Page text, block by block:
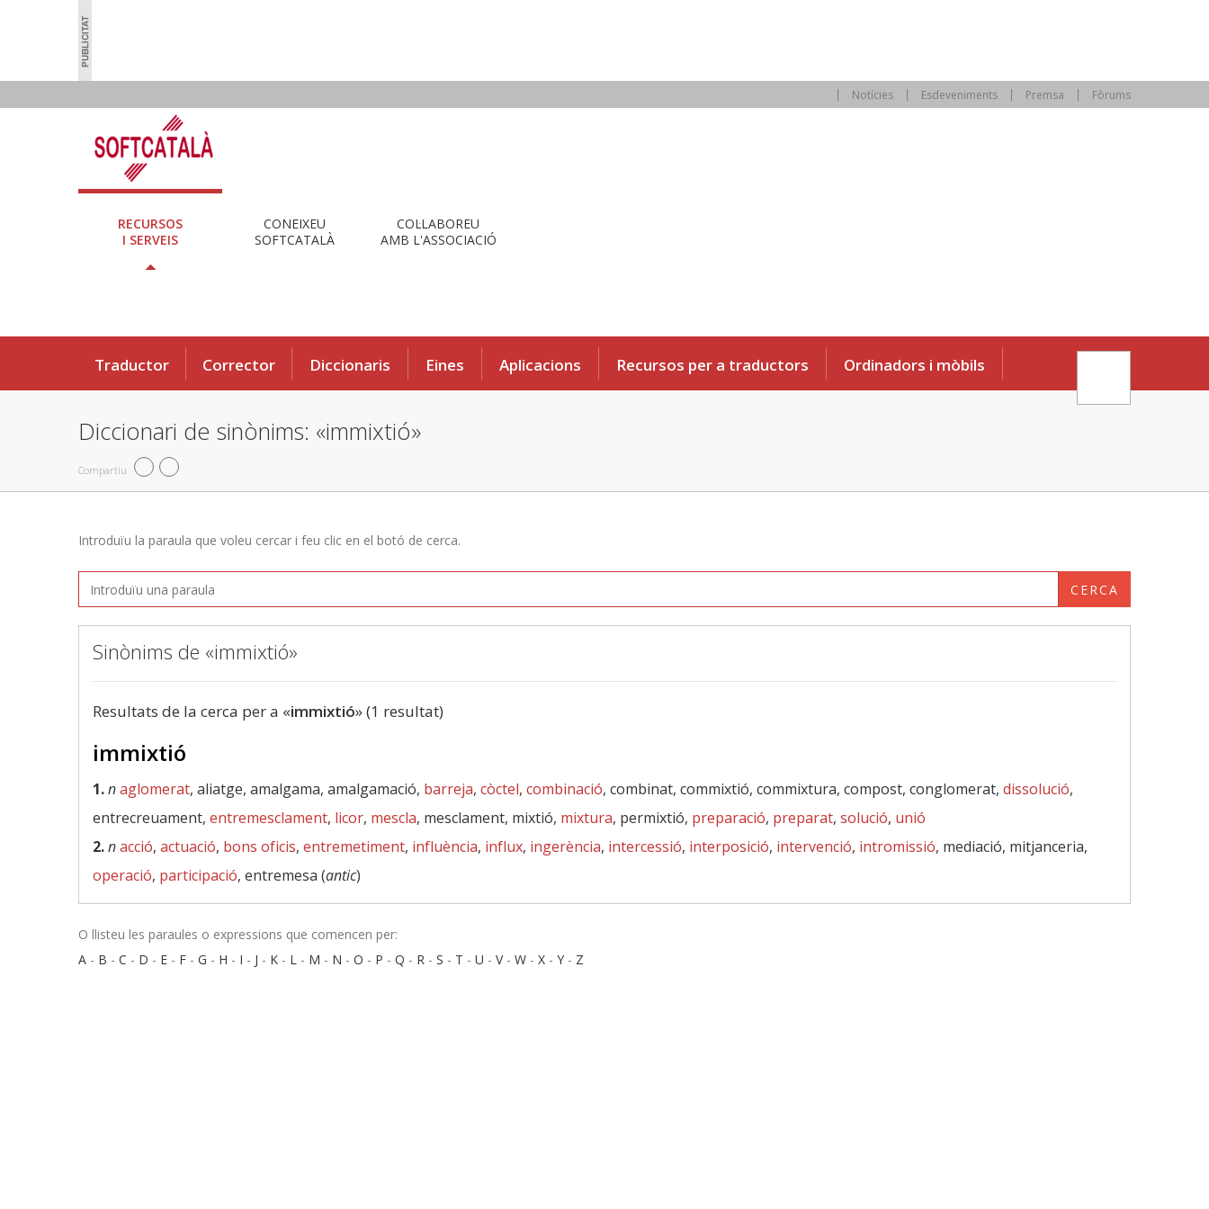
Notícies Esdeveniments Premsa Fòrums
RECURSOS
I SERVEIS
CONEIXEU
SOFTCATALÀ
COL·LABOREU
AMB L'ASSOCIACIÓ
Traductor Corrector Diccionaris Eines Aplicacions Recursos per a traductors Ordinadors i mòbils
Diccionari de sinònims: «immixtió»
Compartiu
Introduïu la paraula que voleu cercar i feu clic en el botó de cerca.
CERCA
Sinònims de «immixtió»
Resultats de la cerca per a «immixtió» (1 resultat)
immixtió
1.naglomerat, aliatge, amalgama, amalgamació, barreja, còctel, combinació, combinat, commixtió, commixtura, compost, conglomerat, dissolució,
entrecreuament, entremesclament, licor, mescla, mesclament, mixtió, mixtura, permixtió, preparació, preparat, solució, unió
2.nacció, actuació, bons oficis, entremetiment, influència, influx, ingerència, intercessió, interposició, intervenció, intromissió, mediació, mitjanceria,
operació, participació, entremesa (antic)
O llisteu les paraules o expressions que comencen per:
A - B - C - D - E - F - G - H - I - J - K - L - M - N - O - P - Q - R - S - T - U - V- W - X - Y - Z